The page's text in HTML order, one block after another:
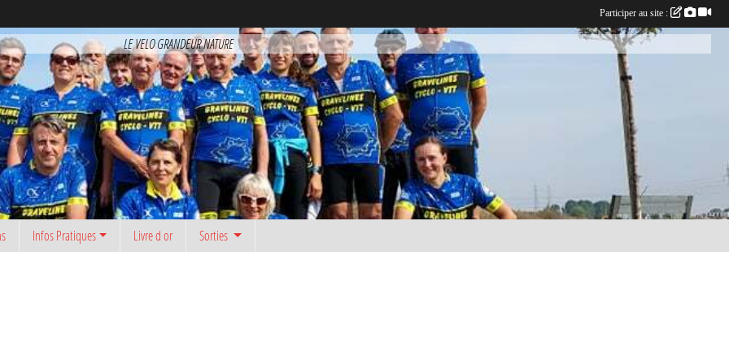
LE VELO GRANDEUR NATURE
Infos Pratiques Livre d or Sorties
Participer au site :